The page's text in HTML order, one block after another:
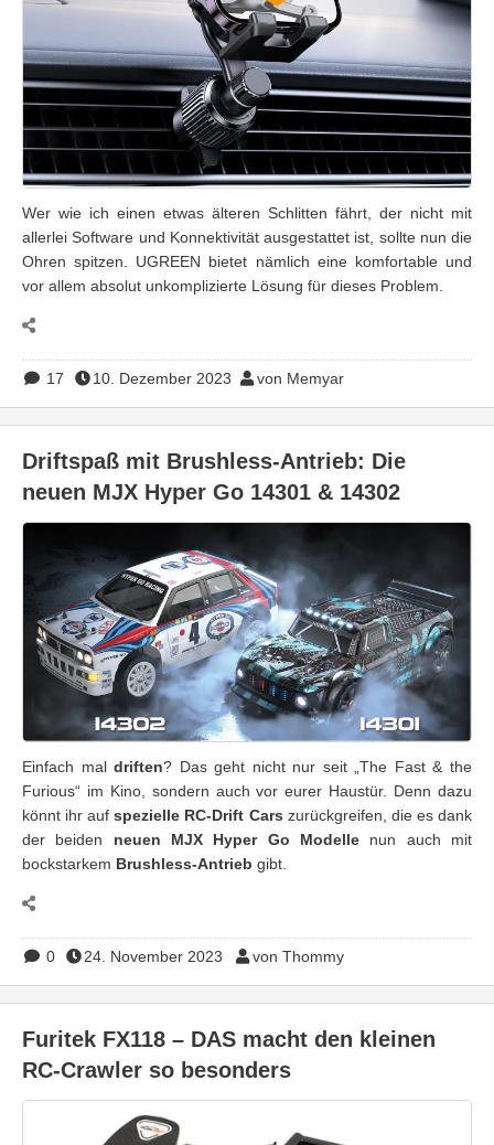
Wer wie ich einen etwas älteren Schlitten fährt, der nicht mit
allerlei Software und Konnektivität ausgestattet ist, sollte nun die
Ohren spitzen. UGREEN bietet nämlich eine komfortable und
vor allem absolut unkomplizierte Lösung für dieses Problem.
17 10. Dezember 2023 von Memyar
Driftspaß mit Brushless-Antrieb: Die
neuen MJX Hyper Go 14301 & 14302
Einfach maldriften? Das geht nicht nur seit „The Fast & the
Furious“ im Kino, sondern auch vor eurer Haustür. Denn dazu
könnt ihr aufspezielle RC-Drift Cars zurückgreifen, die es dank
der beiden neuen MJX Hyper Go Modelle nun auch mit
bockstarkem Brushless-Antrieb gibt.
0 24. November 2023 von Thommy
Furitek FX118 – DAS macht den kleinen
RC-Crawler so besonders